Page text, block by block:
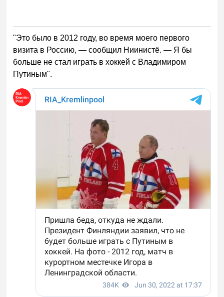
"Это было в 2012 году, во время моего первого
визита в Россию, — сообщил Ниинистё. — Я бы
больше не стал играть в хоккей с Владимиром
Путиным".